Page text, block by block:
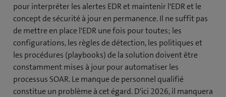
pour interpréter les alertes EDR et maintenir l'EDR et le
concept de sécurité à jour en permanence. Il ne suffit pas
de mettre en place l'EDR une fois pour toutes; les
configurations, les règles de détection, les politiques et
les procédures (playbooks) de la solution doivent être
constamment mises à jour pour automatiser les
processus SOAR. Le manque de personnel qualifié
constitue un problème à cet égard. D'ici 2026, il manquera